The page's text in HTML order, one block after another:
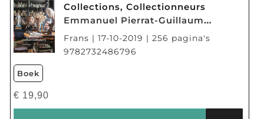
Collections, Collectionneurs
Emmanuel Pierrat-Guillaume De Laubier
Frans | 17-10-2019 | 256 pagina's
9782732486796
Boek
€ 19,90